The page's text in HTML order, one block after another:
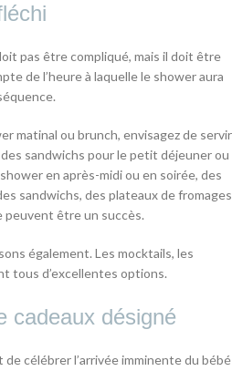
pas être compliqué, mais il doit être
de l’heure à laquelle le shower aura
matinal ou brunch, envisagez de servir
sandwichs pour le petit déjeuner ou
en après-midi ou en soirée, des
sandwichs, des plateaux de fromages
être un succès.
également. Les mocktails, les
tous d’excellentes options.
cadeaux désigné
célébrer l’arrivée imminente du bébé